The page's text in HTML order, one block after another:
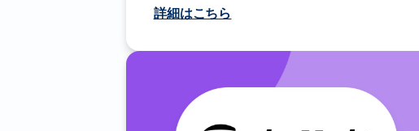
詳細はこちら